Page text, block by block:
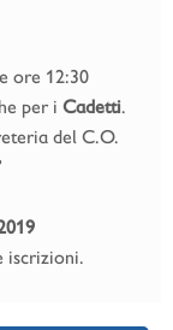
ore 12:30
per i Cadetti.
del C.O.
iscrizioni.